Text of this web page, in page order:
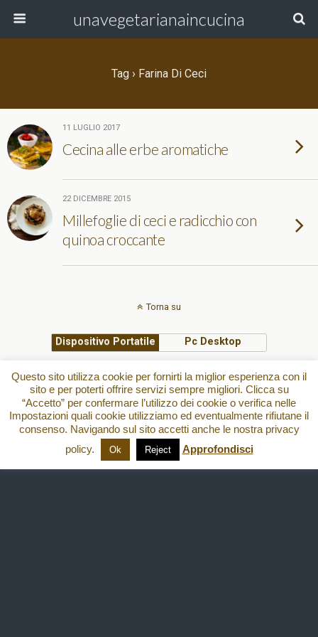
unavegetarianaincucina
Tag › Farina Di Ceci
11 LUGLIO 2017
Cecina alle erbe aromatiche
22 DICEMBRE 2015
Millefoglie di ceci e radicchio con
quinoa croccante
Torna su
Dispositivo Portatile Pc Desktop
All content Copyright
Questo sito utilizza cookie per fornirti la miglior esperienza con il
sito e per poterti offrire servizi sempre migliori. Clicca su
“Accetto” per confermare l’utilizzo dei cookie o verifica nelle
Impostazioni quali cookie utilizziamo ed eventualmente rifiutane il
consenso. Navigando sul sito accetti anche le nostra privacy
policy.
Ok Reject Approfondisci